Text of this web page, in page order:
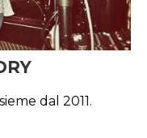
dal 2011.